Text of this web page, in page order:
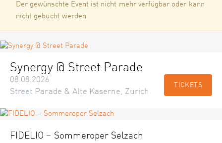
Der gewünschte Event ist nicht mehr verfügbar oder kann
nicht gebucht werden
Synergy @ Street Parade
08.08.2026
Street Parade & Alte Kaserne, Zürich
TICKETS
FIDELIO – Sommeroper Selzach